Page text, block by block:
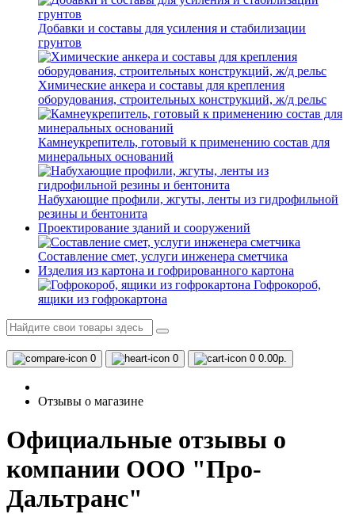
Добавки и составы для усиления и стабилизации
грунтов
Химические анкера и составы для крепления
оборудования, строительных конструкций, ж/д рельс
Камнеукрепитель, готовый к применению состав для
минеральных оснований
Набухающие профили, жгуты, ленты из гидрофильной
резины и бентонита
Проектирование зданий и сооружений
Составление смет, услуги инженера сметчика
Изделия из картона и гофрированного картона
Гофрокороб,
ящики из гофрокартона
0 0 0 0.00р.
Отзывы о магазине
Официальные отзывы о
компании ООО "Про-
Дальтранс"